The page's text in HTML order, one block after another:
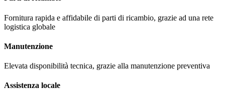
Fornitura rapida e affidabile di parti di ricambio, grazie ad una rete
logistica globale
Manutenzione
Elevata disponibilità tecnica, grazie alla manutenzione preventiva
Assistenza locale